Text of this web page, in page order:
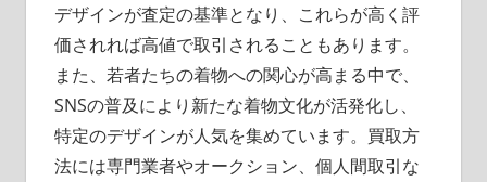
デザインが査定の基準となり、これらが高く評
価されれば高値で取引されることもあります。
また、若者たちの着物への関心が高まる中で、
SNSの普及により新たな着物文化が活発化し、
特定のデザインが人気を集めています。買取方
法には専門業者やオークション、個人間取引な